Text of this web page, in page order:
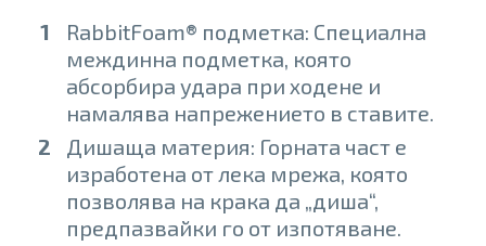
RabbitFoam® подметка: Специална
междинна подметка, която
абсорбира удара при ходене и
намалява напрежението в ставите.
Дишаща материя: Горната част е
изработена от лека мрежа, която
позволява на крака да „диша“,
предпазвайки го от изпотяване.